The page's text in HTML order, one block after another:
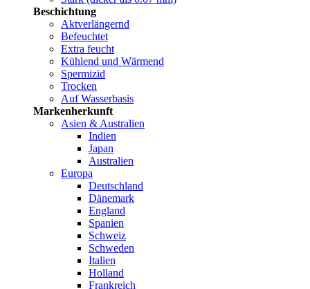
Beschichtung
Aktverlängernd
Befeuchtet
Extra feucht
Kühlend und Wärmend
Spermizid
Trocken
Auf Wasserbasis
Markenherkunft
Asien & Australien
Indien
Japan
Australien
Europa
Deutschland
Dänemark
England
Spanien
Schweiz
Schweden
Italien
Holland
Frankreich